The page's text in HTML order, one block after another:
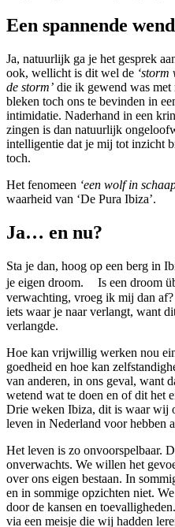
Een spannende
Ja, natuurlijk ga je het gesprek
ook, wellicht is dit wel de ‘storm
de storm’ die ik gewend was
bleken toch ons te bevinden in
intimidatie. Naderhand in een
zingen is dan natuurlijk
intelligentie dat je mij tot inzicht
toch.
Het fenomeen ‘een wolf in
waarheid van ‘De Pura Ibiza’.
Ja… en nu?
Sta je dan, hoog op een berg in
je eigen droom. Is een droom
verwachting, vroeg ik mij dan
iets waar je naar verlangt, want
verlangde.
Hoe kan vrijwillig werken nou
goedheid en hoe kan
van anderen, in ons geval, want
wetend wat te doen en of dit het
Drie weken Ibiza, dit is waar wij
leven in Nederland voor hebben
Het leven is zo onvoorspelbaar.
onverwachts. We willen het
over ons eigen bestaan. In
en in sommige opzichten niet.
door de kansen en
via een meisje die wij hadden